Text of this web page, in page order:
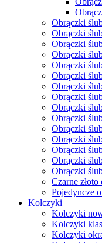
Obrączki
Obrączki
Obrączki
Obrączki
Obrączki
Obrączki
Obrączki
Obrączki
Obrączki
Obrączki
Obrączki
Obrączki
Obrączki
Obrączki
Obrączki
Czarne złoto
Pojedyncze
Kolczyki
Kolczyki
Kolczyki
Kolczyki